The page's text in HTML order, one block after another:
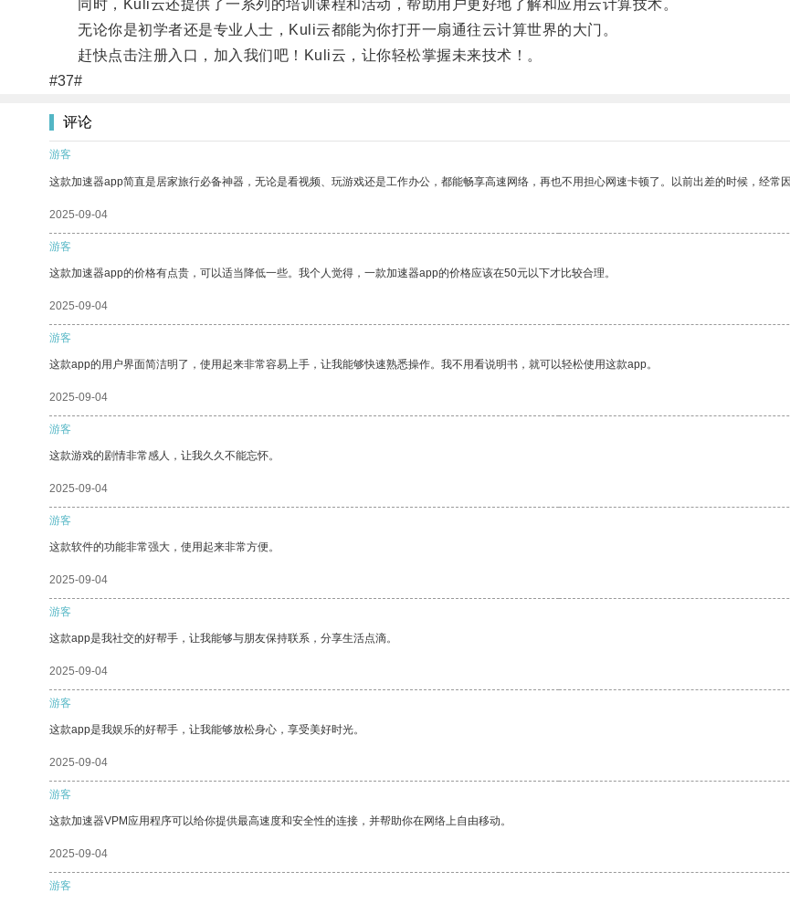
同时，Kuli云还提供了一系列的培训课程和活动，帮助用户更好地了解和应用云计算技术。
无论你是初学者还是专业人士，Kuli云都能为你打开一扇通往云计算世界的大门。
赶快点击注册入口，加入我们吧！Kuli云，让你轻松掌握未来技术！。
#37#
评论
游客
这款加速器app简直是居家旅行必备神器，无论是看视频、玩游戏还是工作办公，都能畅享高速网络，再也不用担心网速卡顿了。以前出差的时候，经常
2025-09-04
游客
这款加速器app的价格有点贵，可以适当降低一些。我个人觉得，一款加速器app的价格应该在50元以下才比较合理。
2025-09-04
游客
这款app的用户界面简洁明了，使用起来非常容易上手，让我能够快速熟悉操作。我不用看说明书，就可以轻松使用这款app。
2025-09-04
游客
这款游戏的剧情非常感人，让我久久不能忘怀。
2025-09-04
游客
这款软件的功能非常强大，使用起来非常方便。
2025-09-04
游客
这款app是我社交的好帮手，让我能够与朋友保持联系，分享生活点滴。
2025-09-04
游客
这款app是我娱乐的好帮手，让我能够放松身心，享受美好时光。
2025-09-04
游客
这款加速器VPM应用程序可以给你提供最高速度和安全性的连接，并帮助你在网络上自由移动。
2025-09-04
游客